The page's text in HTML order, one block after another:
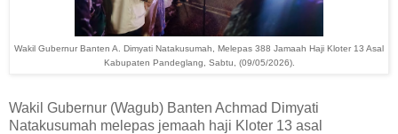
Wakil Gubernur Banten A. Dimyati Natakusumah, Melepas 388 Jamaah Haji Kloter 13 Asal
Kabupaten Pandeglang, Sabtu, (09/05/2026).
Wakil Gubernur (Wagub) Banten Achmad Dimyati
Natakusumah melepas jemaah haji Kloter 13 asal